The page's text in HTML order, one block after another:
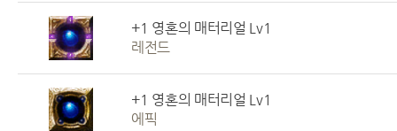
+1 영혼의 매터리얼 Lv1
레전드
+1 영혼의 매터리얼 Lv1
에픽